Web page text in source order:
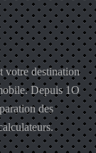
votre destination
Depuis 1O
des